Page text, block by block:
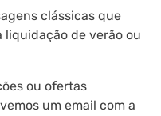
clássicas que
de verão ou
ou ofertas
um email com a